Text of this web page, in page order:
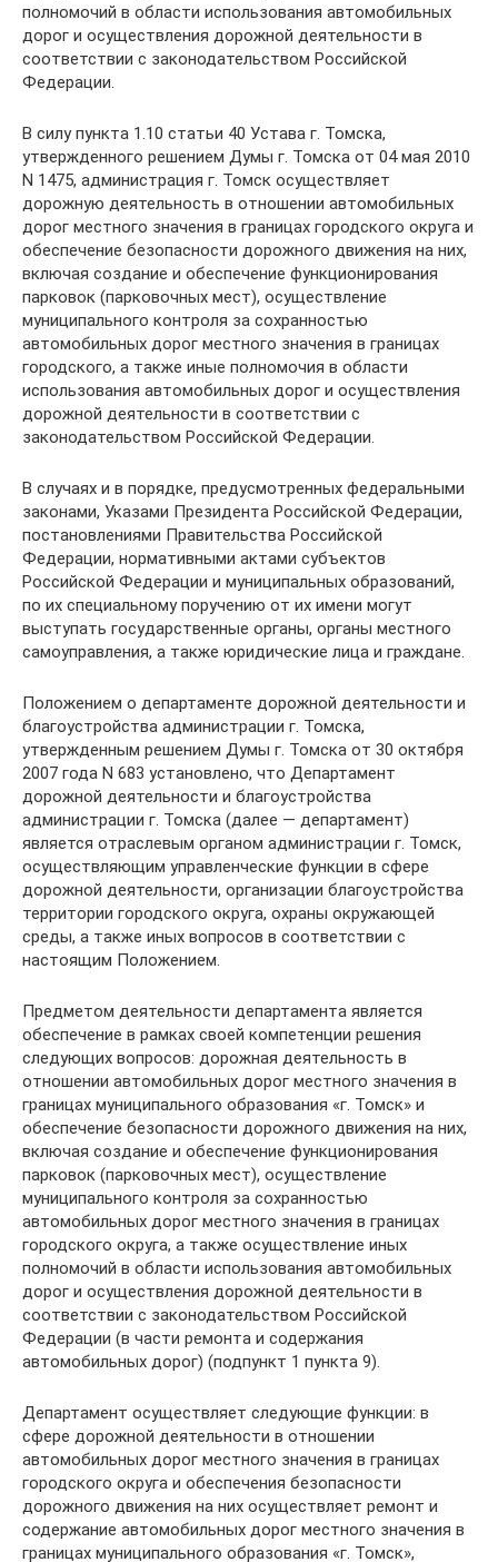
полномочий в области использования автомобильных
дорог и осуществления дорожной деятельности в
соответствии с законодательством Российской
Федерации.
В силу пункта 1.10 статьи 40 Устава г. Томска,
утвержденного решением Думы г. Томска от 04 мая 2010
N 1475, администрация г. Томск осуществляет
дорожную деятельность в отношении автомобильных
дорог местного значения в границах городского округа и
обеспечение безопасности дорожного движения на них,
включая создание и обеспечение функционирования
парковок (парковочных мест), осуществление
муниципального контроля за сохранностью
автомобильных дорог местного значения в границах
городского, а также иные полномочия в области
использования автомобильных дорог и осуществления
дорожной деятельности в соответствии с
законодательством Российской Федерации.
В случаях и в порядке, предусмотренных федеральными
законами, Указами Президента Российской Федерации,
постановлениями Правительства Российской
Федерации, нормативными актами субъектов
Российской Федерации и муниципальных образований,
по их специальному поручению от их имени могут
выступать государственные органы, органы местного
самоуправления, а также юридические лица и граждане.
Положением о департаменте дорожной деятельности и
благоустройства администрации г. Томска,
утвержденным решением Думы г. Томска от 30 октября
2007 года N 683 установлено, что Департамент
дорожной деятельности и благоустройства
администрации г. Томска (далее — департамент)
является отраслевым органом администрации г. Томск,
осуществляющим управленческие функции в сфере
дорожной деятельности, организации благоустройства
территории городского округа, охраны окружающей
среды, а также иных вопросов в соответствии с
настоящим Положением.
Предметом деятельности департамента является
обеспечение в рамках своей компетенции решения
следующих вопросов: дорожная деятельность в
отношении автомобильных дорог местного значения в
границах муниципального образования «г. Томск» и
обеспечение безопасности дорожного движения на них,
включая создание и обеспечение функционирования
парковок (парковочных мест), осуществление
муниципального контроля за сохранностью
автомобильных дорог местного значения в границах
городского округа, а также осуществление иных
полномочий в области использования автомобильных
дорог и осуществления дорожной деятельности в
соответствии с законодательством Российской
Федерации (в части ремонта и содержания
автомобильных дорог) (подпункт 1 пункта 9).
Департамент осуществляет следующие функции: в
сфере дорожной деятельности в отношении
автомобильных дорог местного значения в границах
городского округа и обеспечения безопасности
дорожного движения на них осуществляет ремонт и
содержание автомобильных дорог местного значения в
границах муниципального образования «г. Томск»,